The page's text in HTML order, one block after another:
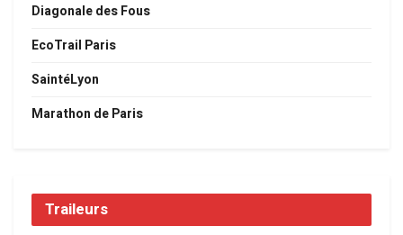
Diagonale des Fous
EcoTrail Paris
SaintéLyon
Marathon de Paris
Traileurs